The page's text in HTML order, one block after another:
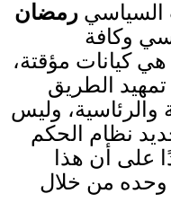
السياسي رمضان
وكافة
هي كيانات مؤقتة،
تمهيد الطريق
والرئاسية، وليس
نظام الحكم
على أن هذا
وحده من خلال